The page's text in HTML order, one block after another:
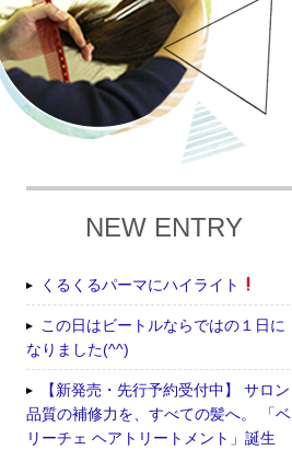
NEW ENTRY
くるくるパーマにハイライト
この日はビートルならではの１日に
なりました(^^)
【新発売・先行予約受付中】 サロン
品質の補修力を、すべての髪へ。 「ベ
リーチェ ヘアトリートメント」誕生